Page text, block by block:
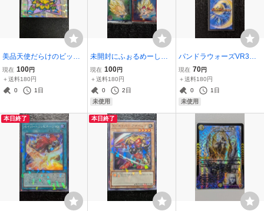
美品天使だらけのビック
リマン◆聖幻ピーター総
選挙27位復刻◆ロッテLO
TTE悪魔VS天使シールヘ
現在 100円
＋送料180円
0
1日
未開封にふぉるめーしょ
ん3枚セット◆GTパン孫
悟空JrベジータJr超15-14-
15-16◆ドラゴンボール超
戦士シールウエハース超
現在 100円
＋送料180円
0
2日
未使用
パンドラウォーズVR3枚
セット◆超兄弟！アク
ア・アッセンブルDM25E
X4リキッドピープルハン
ター◆ デュエルマスター
現在 70円
＋送料180円
0
1日
未使用
本日終了 本日終了